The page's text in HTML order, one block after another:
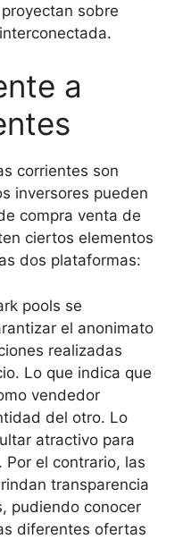
sobre
a
corrientes son
inversores pueden
compra venta de
ciertos elementos
dos plataformas:
pools se
el anonimato
realizadas
Lo que indica que
vendedor
del otro. Lo
atractivo para
Por el contrario, las
transparencia
pudiendo conocer
diferentes ofertas